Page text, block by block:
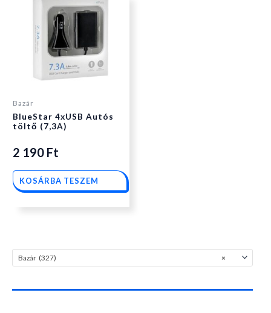
×
Bazár (327)
Bazár
BlueStar 4xUSB Autós
töltő (7,3A)
2 190 Ft
KOSÁRBA TESZEM